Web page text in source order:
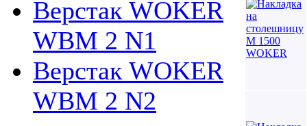
Верстак WOKER
WBM 2 N1
Верстак WOKER
WBM 2 N2